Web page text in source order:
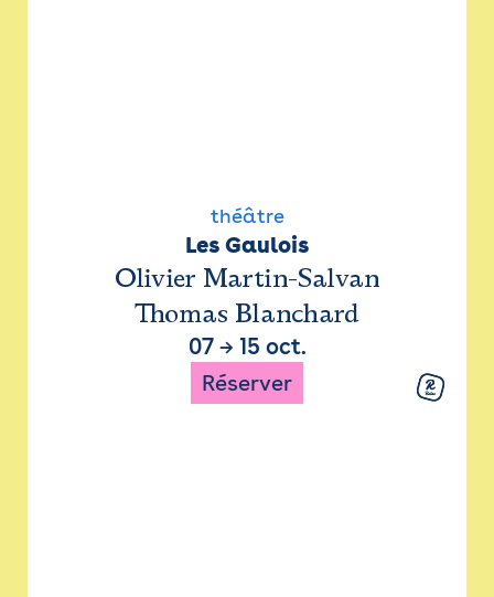
théâtre
Les Gaulois
Olivier Martin-Salvan
Thomas Blanchard
07→ 15 oct.
Réserver